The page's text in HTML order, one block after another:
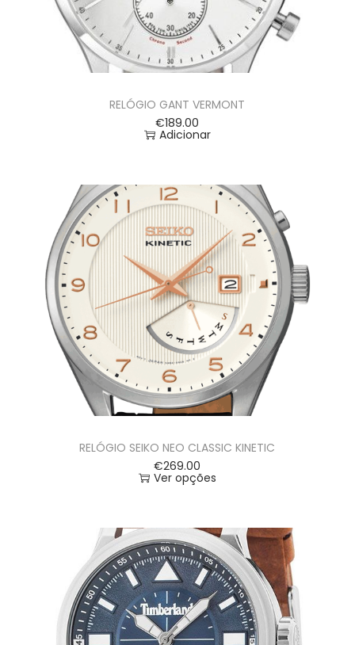
RELÓGIO GANT VERMONT
€189.00
Adicionar
RELÓGIO SEIKO NEO CLASSIC KINETIC
€269.00
Ver opções